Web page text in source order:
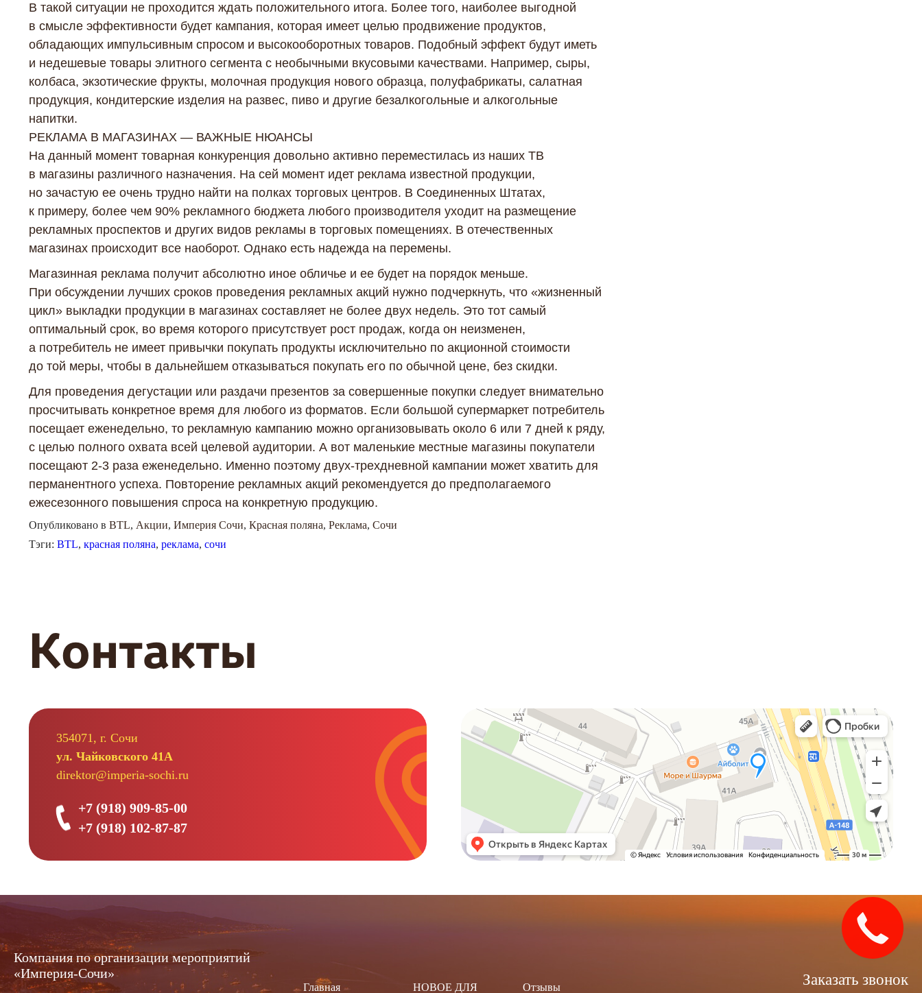
В такой ситуации не проходится ждать положительного итога. Более того, наиболее выгодной
в смысле эффективности будет кампания, которая имеет целью продвижение продуктов,
обладающих импульсивным спросом и высокооборотных товаров. Подобный эффект будут иметь
и недешевые товары элитного сегмента с необычными вкусовыми качествами. Например, сыры,
колбаса, экзотические фрукты, молочная продукция нового образца, полуфабрикаты, салатная
продукция, кондитерские изделия на развес, пиво и другие безалкогольные и алкогольные
напитки.
РЕКЛАМА В МАГАЗИНАХ — ВАЖНЫЕ НЮАНСЫ
На данный момент товарная конкуренция довольно активно переместилась из наших ТВ
в магазины различного назначения. На сей момент идет реклама известной продукции,
но зачастую ее очень трудно найти на полках торговых центров. В Соединенных Штатах,
к примеру, более чем 90% рекламного бюджета любого производителя уходит на размещение
рекламных проспектов и других видов рекламы в торговых помещениях. В отечественных
магазинах происходит все наоборот. Однако есть надежда на перемены.
Магазинная реклама получит абсолютно иное обличье и ее будет на порядок меньше.
При обсуждении лучших сроков проведения рекламных акций нужно подчеркнуть, что «жизненный
цикл» выкладки продукции в магазинах составляет не более двух недель. Это тот самый
оптимальный срок, во время которого присутствует рост продаж, когда он неизменен,
а потребитель не имеет привычки покупать продукты исключительно по акционной стоимости
до той меры, чтобы в дальнейшем отказываться покупать его по обычной цене, без скидки.
Для проведения дегустации или раздачи презентов за совершенные покупки следует внимательно
просчитывать конкретное время для любого из форматов. Если большой супермаркет потребитель
посещает еженедельно, то рекламную кампанию можно организовывать около 6 или 7 дней к ряду,
с целью полного охвата всей целевой аудитории. А вот маленькие местные магазины покупатели
посещают 2-3 раза еженедельно. Именно поэтому двух-трехдневной кампании может хватить для
перманентного успеха. Повторение рекламных акций рекомендуется до предполагаемого
ежесезонного повышения спроса на конкретную продукцию.
Опубликовано в BTL, Акции, Империя Сочи, Красная поляна, Реклама, Сочи
Тэги: BTL, красная поляна, реклама, сочи
Контакты
354071, г. Сочи
ул. Чайковского 41А
direktor@imperia-sochi.ru
+7 (918) 909-85-00
+7 (918) 102-87-87
Компания по организации мероприятий
«Империя-Сочи»
Главная НОВОЕ ДЛЯ Отзывы Заказать звонок
Закажите
звонок!